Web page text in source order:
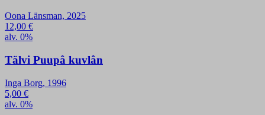
Oona Länsman, 2025
12,00 €
alv. 0%
Tälvi Puupâ kuvlân
Inga Borg, 1996
5,00 €
alv. 0%